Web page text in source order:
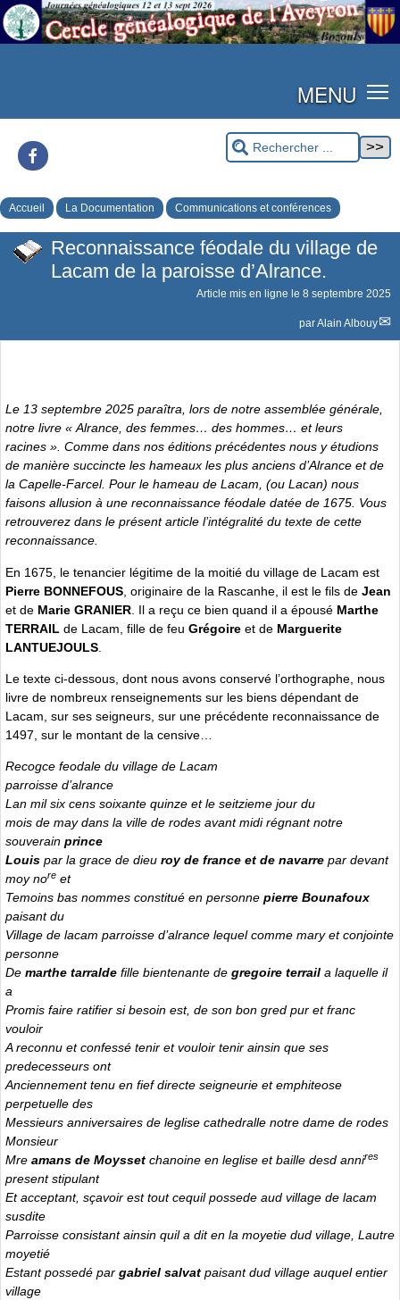
MENU
Accueil La Documentation Communications et conférences
Reconnaissance féodale du village de
Lacam de la paroisse d’Alrance.
Article mis en ligne le 8 septembre 2025
parAlain Albouy
Le 13 septembre 2025 paraîtra, lors de notre assemblée générale,
notre livre « Alrance, des femmes… des hommes… et leurs
racines ». Comme dans nos éditions précédentes nous y étudions
de manière succincte les hameaux les plus anciens d’Alrance et de
la Capelle-Farcel. Pour le hameau de Lacam, (ou Lacan) nous
faisons allusion à une reconnaissance féodale datée de 1675. Vous
retrouverez dans le présent article l’intégralité du texte de cette
reconnaissance.
En 1675, le tenancier légitime de la moitié du village de Lacam est
Pierre BONNEFOUS , originaire de la Rascanhe, il est le fils de Jean
et de Marie GRANIER . Il a reçu ce bien quand il a épousé Marthe
TERRAIL de Lacam, fille de feu Grégoire et de Marguerite
LANTUEJOULS
Le texte ci-dessous, dont nous avons conservé l’orthographe, nous
livre de nombreux renseignements sur les biens dépendant de
Lacam, sur ses seigneurs, sur une précédente reconnaissance de
1497, sur le montant de la censive…
Recogce feodale du village de Lacam
parroisse d’alrance
Lan mil six cens soixante quinze et le seitzieme jour du
mois de may dans la ville de rodes avant midi régnant notre
souverain prince
Louis par la grace de dieu roy de france et de navarre par devant
moy nore et
Temoins bas nommes constitué en personne pierre Bounafoux
paisant du
Village de lacam parroisse d’alrance lequel comme mary et conjointe
personne
De marthe tarralde fille bientenante de gregoire terrail a laquelle il
a
Promis faire ratifier si besoin est, de son bon gred pur et franc
vouloir
A reconnu et confessé tenir et vouloir tenir ainsin que ses
predecesseurs ont
Anciennement tenu en fief directe seigneurie et emphiteose
perpetuelle des
Messieurs anniversaires de leglise cathedralle notre dame de rodes
Monsieur
Mre amans de Moysset chanoine en leglise et baille desd annires
present stipulant
Et acceptant, sçavoir est tout cequil possede aud village de lacam
susdite
Parroisse consistant ainsin quil a dit en la moyetie dud village, Lautre
moyetié
Estant possedé par gabriel salvat paisant dud village auquel entier
village